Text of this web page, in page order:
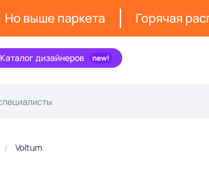
Но выше паркета Горячая
Каталог дизайнеров
Voltum